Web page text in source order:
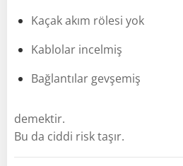
Kaçak akım rölesi yok
Kablolar incelmiş
Bağlantılar gevşemiş
demektir.
Bu da ciddi risk taşır.